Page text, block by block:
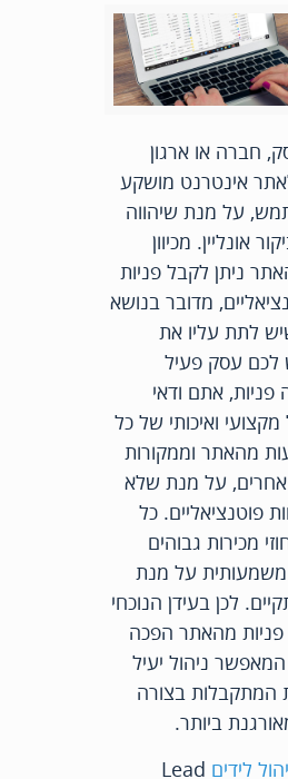
חברה או ארגון
אינטרנט מושקע
על מנת שיהווה
אונליין. מכיוון
ניתן לקבל פניות
מדובר בנושא
לתת עליו את
עסק פעיל
אתם ודאי
מקצועי ואיכותי של כל
מהאתר וממקורות
אחרים, על מנת שלא
פוטנציאליים. כל
מכירות גבוהים
משמעותית על מנת
לכן בעידן הנוכחי
פניות מהאתר הפכה
ניהול יעיל
המתקבלות בצורה
ביותר.
לידים Lead